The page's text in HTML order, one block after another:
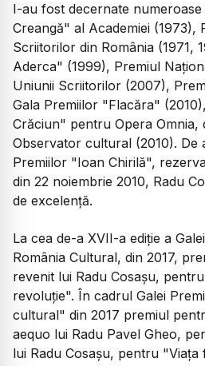
I-au fost decernate
Creangă" al Academiei (1973),
Scriitorilor din România (1971,
Aderca" (1999), Premiul
Uniunii Scriitorilor (2007),
Gala Premiilor "Flacăra"
Crăciun" pentru Opera Omnia,
Observator cultural (2010). De
Premiilor "Ioan Chirilă",
din 22 noiembrie 2010, Radu
de excelenţă.
La cea de-a XVII-a ediţie a
România Cultural, din 2017,
revenit lui Radu Cosaşu,
revoluţie". În cadrul Galei
cultural" din 2017 premiul
aequo lui Radu Pavel Gheo,
lui Radu Cosaşu, pentru "Viaţa